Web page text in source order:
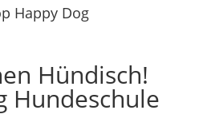
Happy Dog
Hündisch!
Hundeschule